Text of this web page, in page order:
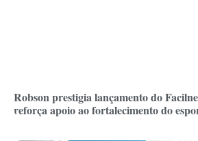
Robson prestigia lançamento do
reforça apoio ao fortalecimento do